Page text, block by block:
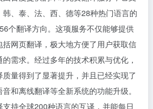
、泰、法、西、德等28种热门语言的
个翻译方向。这项服务不仅能够提供
网页翻译，极大地方便了用户获取信
需求。经过多年的技术积累与优化，
量得到了显著提升，并且已经实现了
和离线翻译等全新系统的功能升级。
支持全球200种语言的互译，并能每日